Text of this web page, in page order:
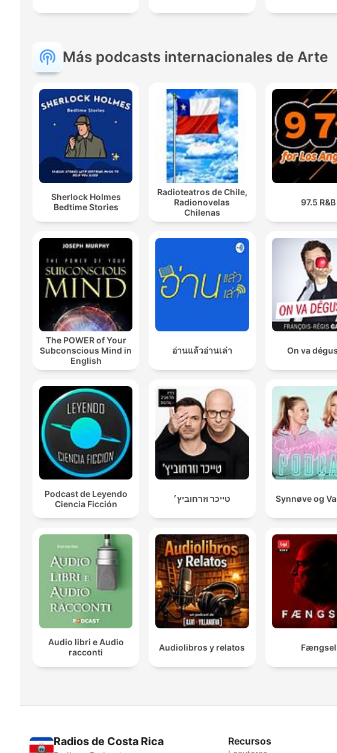
Más podcasts internacionales de Arte
Sherlock Holmes
Bedtime Stories
Radioteatros de Chile,
Radionovelas
Chilenas
97.5 R&B
The POWER of Your
Subconscious Mind in
English
อ่านแล้วอ่านเล่า On va
Podcast de Leyendo
Ciencia Ficción
טייכר וזרחוביץ׳ Synnøve og
Audio libri e Audio
racconti
Audiolibros y relatos Fængsel
Radios de Costa Rica Recursos